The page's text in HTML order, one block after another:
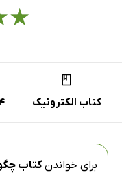
★
کتاب الکترونیک
برای خواندنکتاب